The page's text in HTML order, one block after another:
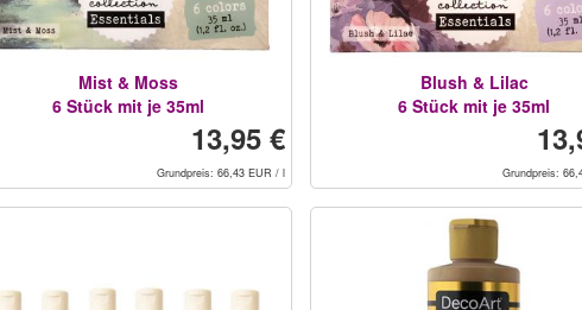
Mist & Moss
6 Stück mit je 35ml
13,95 €
Grundpreis: 66,43 EUR / l
Blush & Lilac
6 Stück mit je 35ml
Grundpreis: